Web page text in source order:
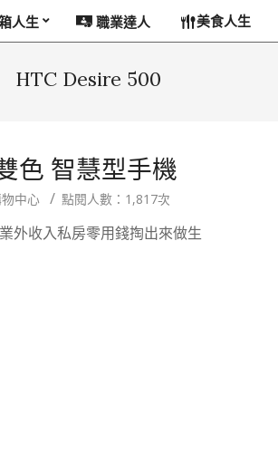
人生 職業達人 美食人生
HTC Desire 500
色 智慧型手機
中心 點閱人數：1,817次
外收入私房零用錢掏出來做生